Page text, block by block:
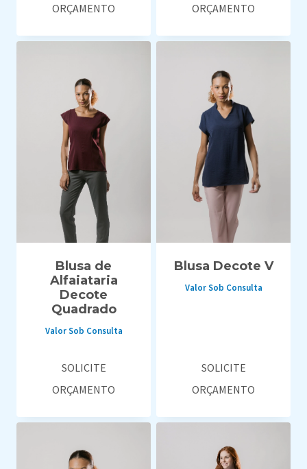
ORÇAMENTO
ORÇAMENTO
Blusa de
Alfaiataria
Decote
Quadrado
Valor Sob Consulta
SOLICITE
ORÇAMENTO
Blusa Decote V
Valor Sob Consulta
SOLICITE
ORÇAMENTO